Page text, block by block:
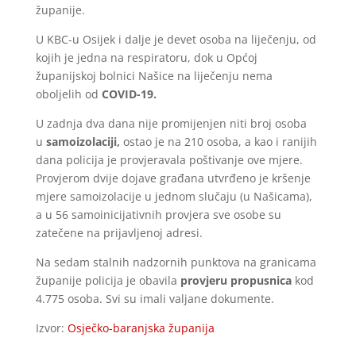
županije.
U KBC-u Osijek i dalje je devet osoba na liječenju, od
kojih je jedna na respiratoru, dok u Općoj
županijskoj bolnici Našice na liječenju nema
oboljelih od COVID-19.
U zadnja dva dana nije promijenjen niti broj osoba
u samoizolaciji, ostao je na 210 osoba, a kao i ranijih
dana policija je provjeravala poštivanje ove mjere.
Provjerom dvije dojave građana utvrđeno je kršenje
mjere samoizolacije u jednom slučaju (u Našicama),
a u 56 samoinicijativnih provjera sve osobe su
zatečene na prijavljenoj adresi.
Na sedam stalnih nadzornih punktova na granicama
županije policija je obavila provjeru propusnicakod
4.775 osoba. Svi su imali valjane dokumente.
Izvor: Osječko-baranjska županija